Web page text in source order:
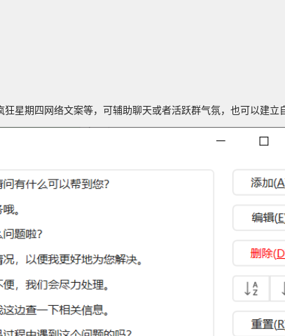
星期四网络文案等，可辅助聊天或者活跃群气氛，也可以建立